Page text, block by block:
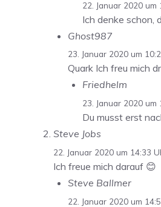
22. Januar 2020 um
Ich denke schon,
Ghost987
23. Januar 2020 um
Quark Ich freu mich
Friedhelm
23. Januar 2020 um
Du musst erst
Steve Jobs
22. Januar 2020 um 14:33
Ich freue mich darauf 😊
Steve Ballmer
22. Januar 2020 um